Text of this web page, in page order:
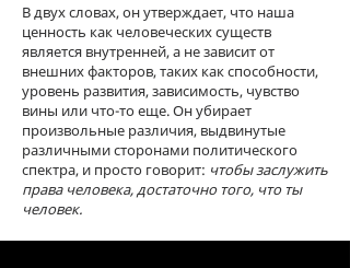
В двух словах, он утверждает, что наша
ценность как человеческих существ
является внутренней, а не зависит от
внешних факторов, таких как способности,
уровень развития, зависимость, чувство
вины или что-то еще. Он убирает
произвольные различия, выдвинутые
различными сторонами политического
спектра, и просто говорит: чтобы заслужить
права человека, достаточно того, что ты
человек.